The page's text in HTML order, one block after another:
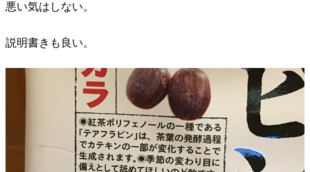
悪い気はしない。
説明書きも良い。